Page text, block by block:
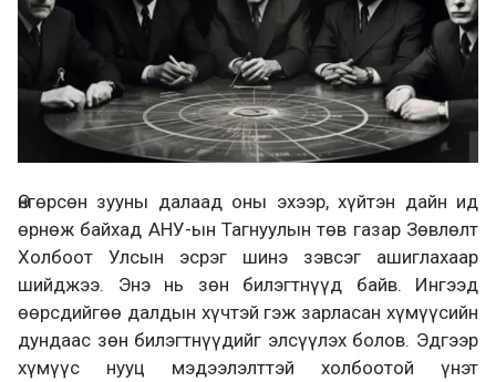
Өнгөрсөн зууны далаад оны эхээр, хүйтэн дайн ид
өрнөж байхад АНУ-ын Тагнуулын төв газар Зөвлөлт
Холбоот Улсын эсрэг шинэ зэвсэг ашиглахаар
шийджээ. Энэ нь зөн билэгтнүүд байв. Ингээд
өөрсдийгөө далдын хүчтэй гэж зарласан хүмүүсийн
дундаас зөн билэгтнүүдийг элсүүлэх болов. Эдгээр
хүмүүс нууц мэдээлэлттэй холбоотой үнэт